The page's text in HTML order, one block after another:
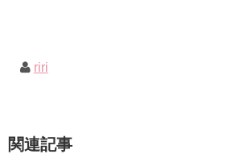
riri
関連記事